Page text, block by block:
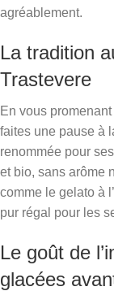
agréablement.
La tradition
Trastevere
En vous
faites une pause à
renommée pour
et bio, sans arôme
comme le gelato à
pur régal pour les
Le goût de
glacées